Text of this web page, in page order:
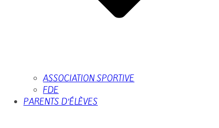
ASSOCIATION SPORTIVE
FDE
PARENTS D’ÉLÈVES